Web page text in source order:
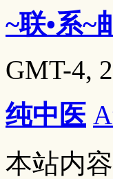
~联•系~
GMT-4,
纯中医
本站内